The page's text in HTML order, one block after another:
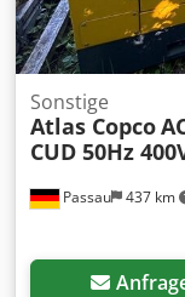
Passau 437 km
Sonstige
Atlas Copco
CUD 50Hz